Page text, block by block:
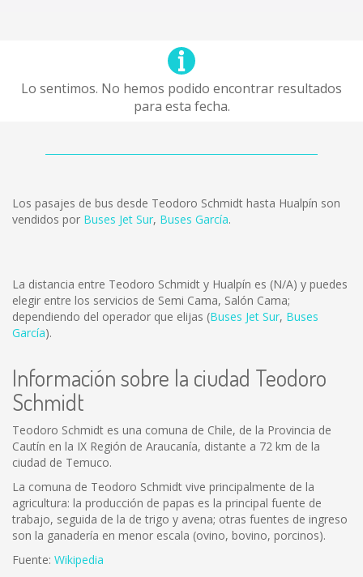
Lo sentimos. No hemos podido encontrar resultados
para esta fecha.
Los pasajes de bus desde Teodoro Schmidt hasta Hualpín son
vendidos por Buses Jet Sur, Buses García.
La distancia entre Teodoro Schmidt y Hualpín es (N/A) y puedes
elegir entre los servicios de Semi Cama, Salón Cama;
dependiendo del operador que elijas (Buses Jet Sur, Buses
García).
Información sobre la ciudad Teodoro
Schmidt
Teodoro Schmidt es una comuna de Chile, de la Provincia de
Cautín en la IX Región de Araucanía, distante a 72 km de la
ciudad de Temuco.
La comuna de Teodoro Schmidt vive principalmente de la
agricultura: la producción de papas es la principal fuente de
trabajo, seguida de la de trigo y avena; otras fuentes de ingreso
son la ganadería en menor escala (ovino, bovino, porcinos).
Fuente: Wikipedia